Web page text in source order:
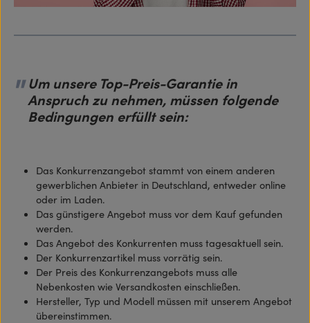
Um unsere Top-Preis-Garantie in
Anspruch zu nehmen, müssen folgende
Bedingungen erfüllt sein:
Das Konkurrenzangebot stammt von einem anderen
gewerblichen Anbieter in Deutschland, entweder online
oder im Laden.
Das günstigere Angebot muss vor dem Kauf gefunden
werden.
Das Angebot des Konkurrenten muss tagesaktuell sein.
Der Konkurrenzartikel muss vorrätig sein.
Der Preis des Konkurrenzangebots muss alle
Nebenkosten wie Versandkosten einschließen.
Hersteller, Typ und Modell müssen mit unserem Angebot
übereinstimmen.